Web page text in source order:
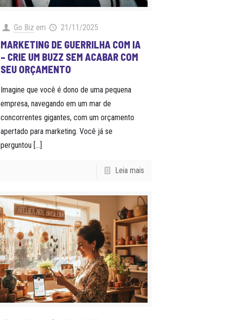
Go Biz em 21/11/2025
MARKETING DE GUERRILHA COM IA
– CRIE UM BUZZ SEM ACABAR COM
SEU ORÇAMENTO
Imagine que você é dono de uma pequena
empresa, navegando em um mar de
concorrentes gigantes, com um orçamento
apertado para marketing. Você já se
perguntou […]
Leia mais